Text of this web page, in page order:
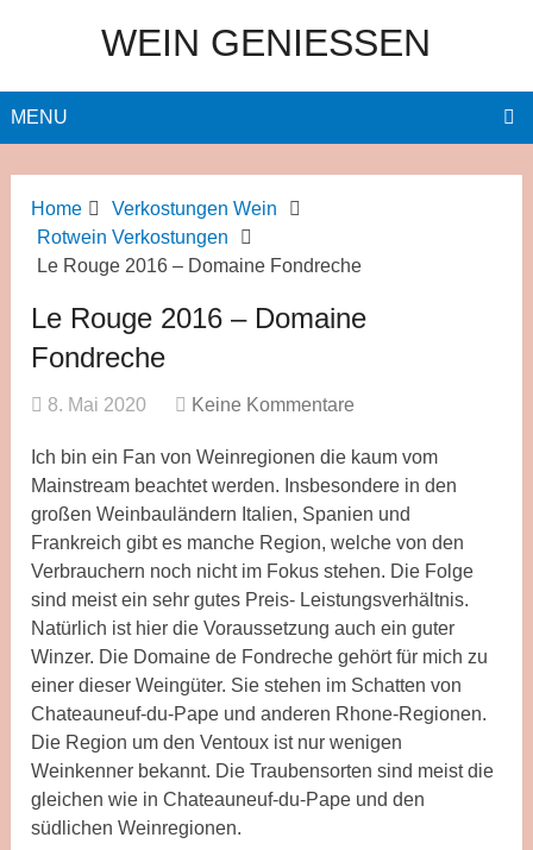
WEIN GENIESSEN
MENU
Home
Verkostungen Wein
Rotwein Verkostungen
Le Rouge 2016 – Domaine Fondreche
Le Rouge 2016 – Domaine
Fondreche
8. Mai 2020 Keine Kommentare
Ich bin ein Fan von Weinregionen die kaum vom
Mainstream beachtet werden. Insbesondere in den
großen Weinbauländern Italien, Spanien und
Frankreich gibt es manche Region, welche von den
Verbrauchern noch nicht im Fokus stehen. Die Folge
sind meist ein sehr gutes Preis- Leistungsverhältnis.
Natürlich ist hier die Voraussetzung auch ein guter
Winzer. Die Domaine de Fondreche gehört für mich zu
einer dieser Weingüter. Sie stehen im Schatten von
Chateauneuf-du-Pape und anderen Rhone-Regionen.
Die Region um den Ventoux ist nur wenigen
Weinkenner bekannt. Die Traubensorten sind meist die
gleichen wie in Chateauneuf-du-Pape und den
südlichen Weinregionen.